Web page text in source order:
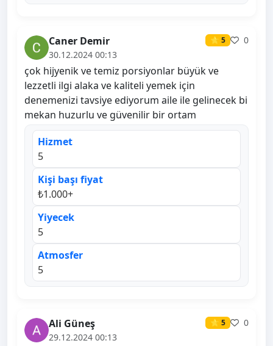
Caner Demir ⭐ 5
0
30.12.2024 00:13
çok hijyenik ve temiz porsiyonlar büyük ve
lezzetli ilgi alaka ve kaliteli yemek için
denemenizi tavsiye ediyorum aile ile gelinecek bi
mekan huzurlu ve güvenilir bir ortam
Hizmet
5
Kişi başı fiyat
₺1.000+
Yiyecek
5
Atmosfer
5
Ali Güneş ⭐ 5
0
29.12.2024 00:13